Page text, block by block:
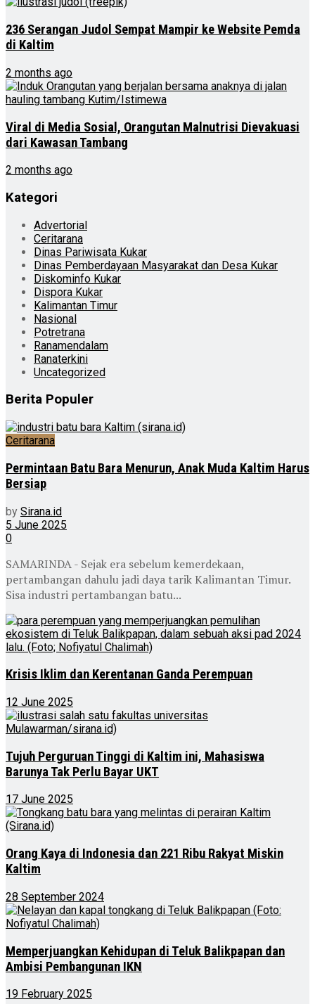
236 Serangan Judol Sempat Mampir ke Website Pemda
di Kaltim
2 months ago
Viral di Media Sosial, Orangutan Malnutrisi Dievakuasi
dari Kawasan Tambang
2 months ago
Kategori
Advertorial
Ceritarana
Dinas Pariwisata Kukar
Dinas Pemberdayaan Masyarakat dan Desa Kukar
Diskominfo Kukar
Dispora Kukar
Kalimantan Timur
Nasional
Potretrana
Ranamendalam
Ranaterkini
Uncategorized
Berita Populer
Ceritarana
Permintaan Batu Bara Menurun, Anak Muda Kaltim Harus
Bersiap
by Sirana.id
5 June 2025
0
SAMARINDA - Sejak era sebelum kemerdekaan,
pertambangan dahulu jadi daya tarik Kalimantan Timur.
Sisa industri pertambangan batu...
Krisis Iklim dan Kerentanan Ganda Perempuan
12 June 2025
Tujuh Perguruan Tinggi di Kaltim ini, Mahasiswa
Barunya Tak Perlu Bayar UKT
17 June 2025
Orang Kaya di Indonesia dan 221 Ribu Rakyat Miskin
Kaltim
28 September 2024
Memperjuangkan Kehidupan di Teluk Balikpapan dan
Ambisi Pembangunan IKN
19 February 2025